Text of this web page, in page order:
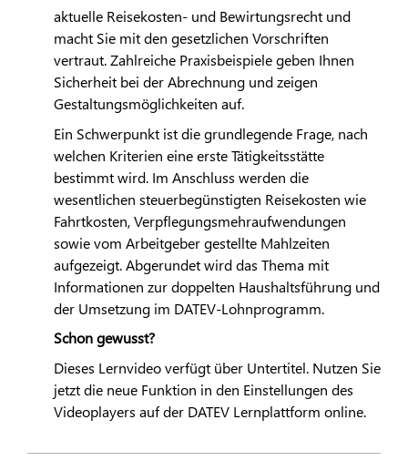
aktuelle Reisekosten- und Bewirtungsrecht und
macht Sie mit den gesetzlichen Vorschriften
vertraut. Zahlreiche Praxisbeispiele geben Ihnen
Sicherheit bei der Abrechnung und zeigen
Gestaltungsmöglichkeiten auf.
Ein Schwerpunkt ist die grundlegende Frage, nach
welchen Kriterien eine erste Tätigkeitsstätte
bestimmt wird. Im Anschluss werden die
wesentlichen steuerbegünstigten Reisekosten wie
Fahrtkosten, Verpflegungsmehraufwendungen
sowie vom Arbeitgeber gestellte Mahlzeiten
aufgezeigt. Abgerundet wird das Thema mit
Informationen zur doppelten Haushaltsführung und
der Umsetzung im DATEV-Lohnprogramm.
Schon gewusst?
Dieses Lernvideo verfügt über Untertitel. Nutzen Sie
jetzt die neue Funktion in den Einstellungen des
Videoplayers auf der DATEVLernplattform online.